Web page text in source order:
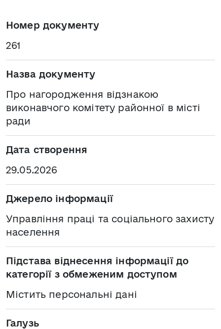
Номер документу
261
Назва документу
Про нагородження відзнакою
виконавчого комітету районної в місті
ради
Дата створення
29.05.2026
Джерело інформації
Управління праці та соціального захисту
населення
Підстава віднесення інформації до
категорії з обмеженим доступом
Містить персональні дані
Галузь